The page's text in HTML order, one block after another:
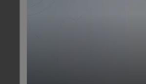
Iceman Ötzi: the famous glacier
Südtiroler Archäologiemuseum/foto-